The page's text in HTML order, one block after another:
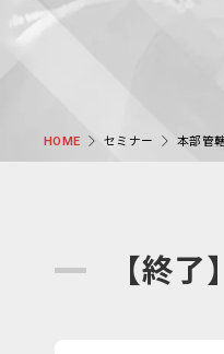
HOME セミナー 本部管
【終